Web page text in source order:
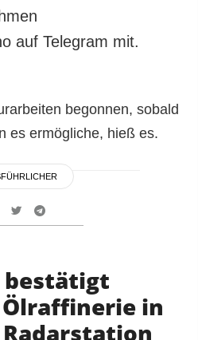
auf Telegram mit.
begonnen, sobald
es ermögliche, hieß es.
bestätigt
in